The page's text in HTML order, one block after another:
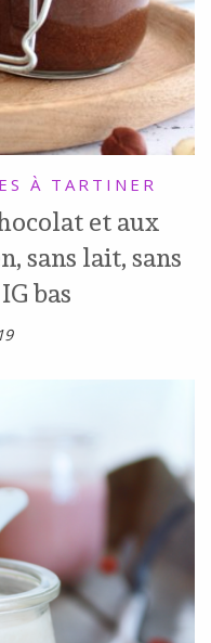
À TARTINER
et aux
sans lait, sans
bas